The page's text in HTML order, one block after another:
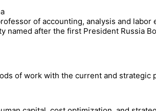
of accounting, analysis and labor
named after the first President Russia
of work with the current and strategic